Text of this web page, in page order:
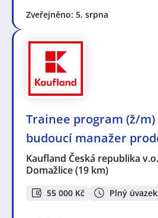
Zveřejněno: 5. srpna
Trainee program (ž/m)
budoucí manažer
Kaufland Česká republika
Domažlice(19 km)
55 000 Kč Plný